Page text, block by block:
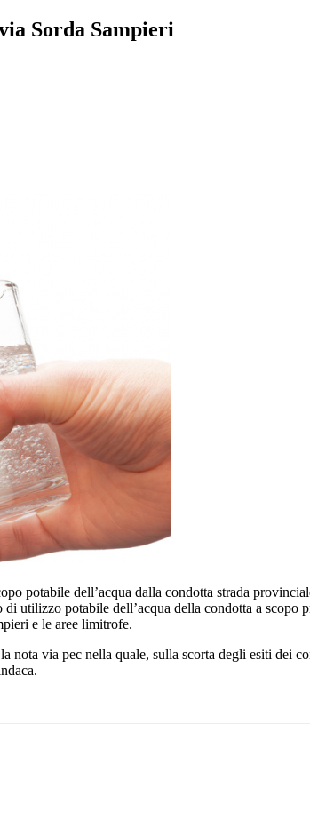
Sorda Sampieri
potabile dell’acqua dalla condotta strada
utilizzo potabile dell’acqua della condotta a scopo
e le aree limitrofe.
nota via pec nella quale, sulla scorta degli esiti dei